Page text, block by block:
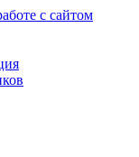
с сайтом